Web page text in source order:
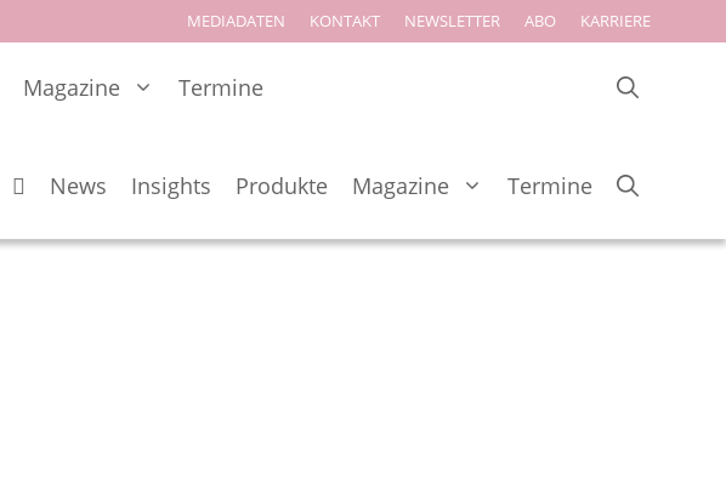
MEDIADATEN KONTAKT NEWSLETTER ABO KARRIERE
Magazine Termine
News Insights Produkte Magazine Termine